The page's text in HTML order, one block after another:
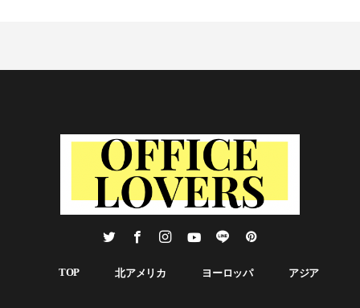
TOP 北アメリカ ヨーロッパ アジア